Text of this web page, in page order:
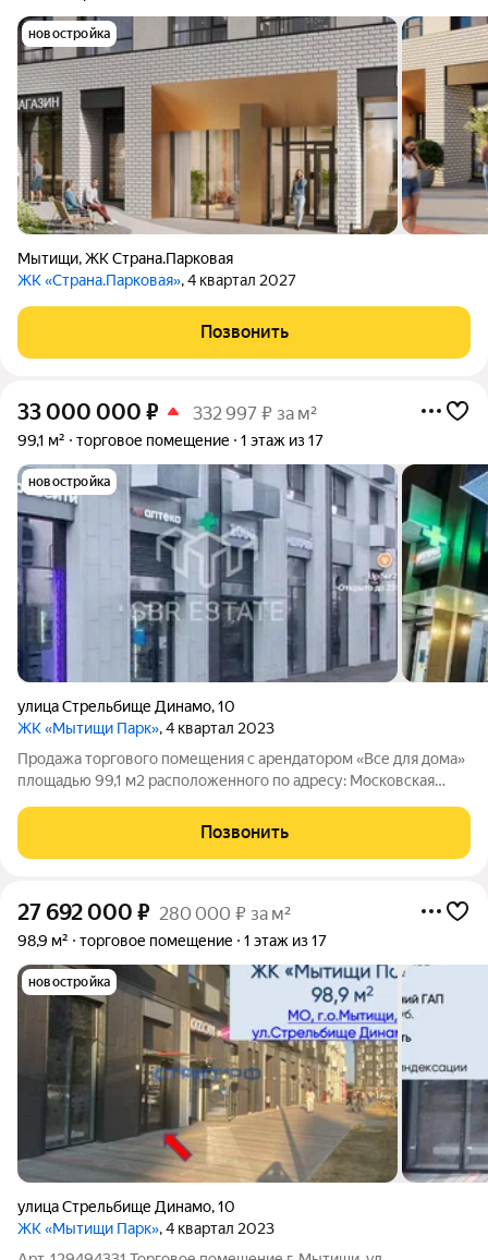
новостройка
Мытищи,ЖК Страна.Парковая
ЖК «Страна.Парковая», 4 квартал 2027
Позвонить
33 000 000 ₽ 332 997 ₽ за м²
99,1 м² торговое помещение 1 этаж из 17
новостройка
улица Стрельбище Динамо,10
ЖК «Мытищи Парк», 4 квартал 2023
Продажа торгового помещения с арендатором «Все для дома»
площадью 99,1 м2 расположенного по адресу: Московская
транспорте от метро Медведково). Помещение располагается
на 1-м этаже первой
Позвонить
27 692 000 ₽ 280 000 ₽ за м²
98,9 м² торговое помещение 1 этаж из 17
новостройка
улица Стрельбище Динамо,10
ЖК «Мытищи Парк», 4 квартал 2023